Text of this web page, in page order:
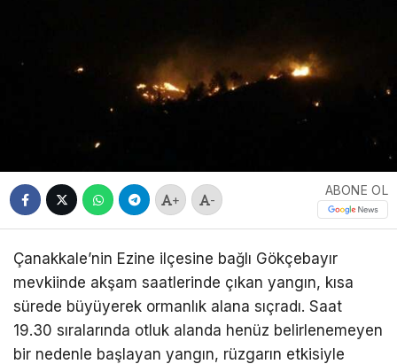
+ -
ABONE OL
Çanakkale’nin Ezine ilçesine bağlı Gökçebayır
mevkiinde akşam saatlerinde çıkan yangın, kısa
sürede büyüyerek ormanlık alana sıçradı. Saat
19.30 sıralarında otluk alanda henüz belirlenemeyen
bir nedenle başlayan yangın, rüzgarın etkisiyle